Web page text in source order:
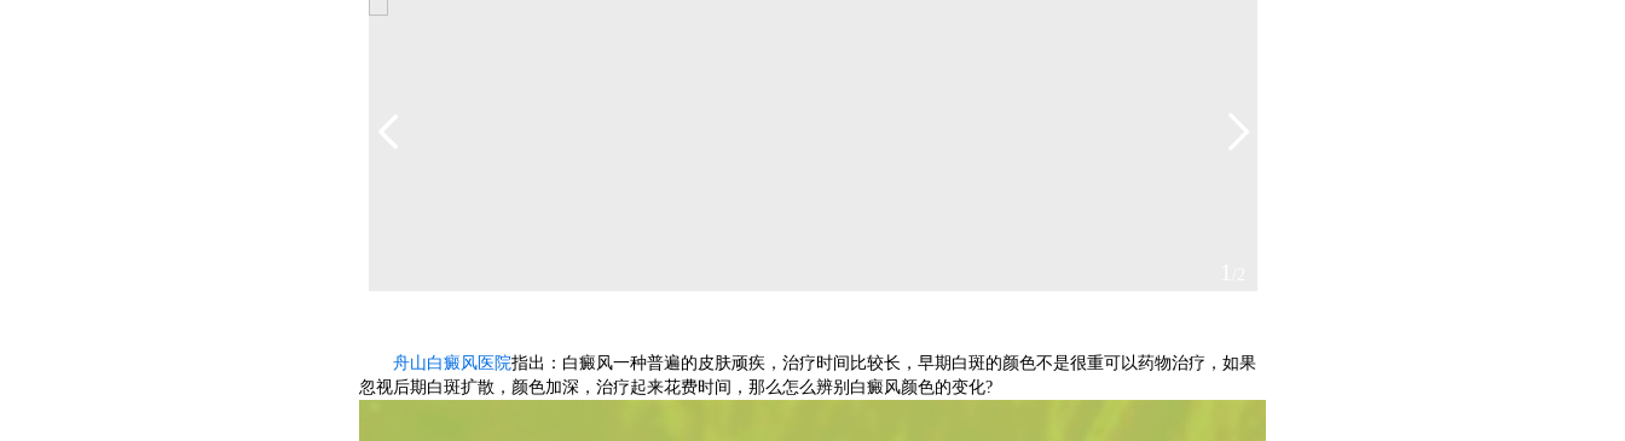
舟山白癜风医院指出：白癜风一种普遍的皮肤顽疾，治疗时间比较长，早期白斑的颜色不是很重可以药物治疗，如果
忽视后期白斑扩散，颜色加深，治疗起来花费时间，那么怎么辨别白癜风颜色的变化?